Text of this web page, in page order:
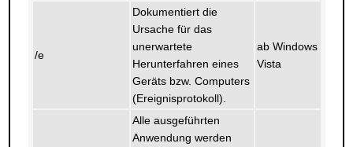
/e
Dokumentiert die
Ursache für das
unerwartete
Herunterfahren eines
Geräts bzw. Computers
(Ereignisprotokoll).
ab Windows
Vista
Alle ausgeführten
Anwendung werden